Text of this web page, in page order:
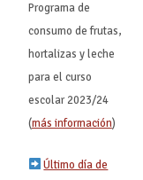
Programa de
consumo de frutas,
hortalizas y leche
para el curso
escolar 2023/24
(más información)
Último día de